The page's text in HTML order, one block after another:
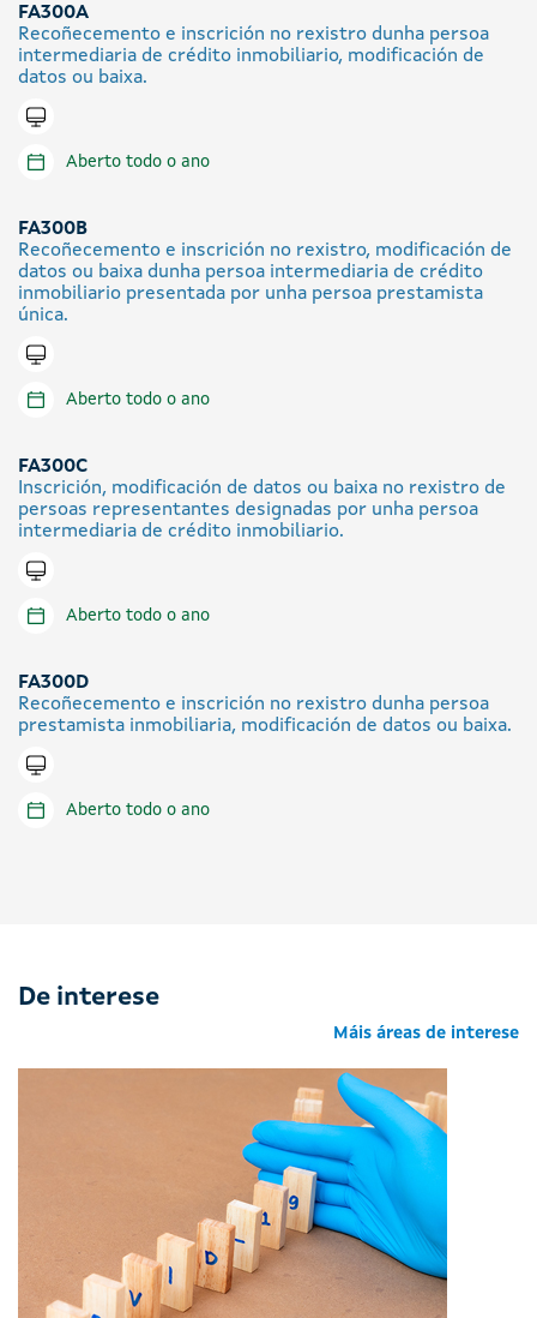
FA300A
Recoñecemento e inscrición no rexistro dunha persoa
intermediaria de crédito inmobiliario, modificación de
datos ou baixa.
Tramitar en liña
Aberto todo o ano
FA300B
Recoñecemento e inscrición no rexistro, modificación de
datos ou baixa dunha persoa intermediaria de crédito
inmobiliario presentada por unha persoa prestamista
única.
Tramitar en liña
Aberto todo o ano
FA300C
Inscrición, modificación de datos ou baixa no rexistro de
persoas representantes designadas por unha persoa
intermediaria de crédito inmobiliario.
Tramitar en liña
Aberto todo o ano
FA300D
Recoñecemento e inscrición no rexistro dunha persoa
prestamista inmobiliaria, modificación de datos ou baixa.
Tramitar en liña
Aberto todo o ano
De interese
Máis áreas de interese